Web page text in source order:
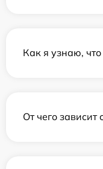
Как я узнаю, что
От чего зависит